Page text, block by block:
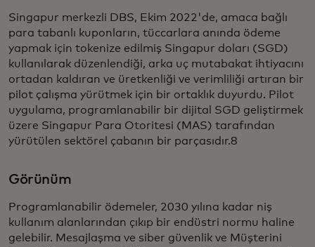
Singapur merkezli DBS, Ekim 2022'de, amaca bağlı
para tabanlı kuponların, tüccarlara anında ödeme
yapmak için tokenize edilmiş Singapur doları (SGD)
kullanılarak düzenlendiği, arka uç mutabakat ihtiyacını
ortadan kaldıran ve üretkenliği ve verimliliği artıran bir
pilot çalışma yürütmek için bir ortaklık duyurdu. Pilot
uygulama, programlanabilir bir dijital SGD geliştirmek
üzere Singapur Para Otoritesi (MAS) tarafından
yürütülen sektörel çabanın bir parçasıdır.8
Görünüm
Programlanabilir ödemeler, 2030 yılına kadar niş
kullanım alanlarından çıkıp bir endüstri normu haline
gelebilir. Mesajlaşma ve siber güvenlik ve Müşterini